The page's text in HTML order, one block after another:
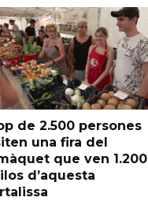
de 2.500 persones
una fira del
que ven 1.200
d’aquesta